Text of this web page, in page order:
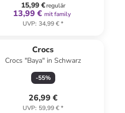
15,99 €regulär
13,99 € mit family
UVP: 34,99 €*
Crocs
Crocs "Baya" in Schwarz
-55%
26,99 €
UVP: 59,99 €*